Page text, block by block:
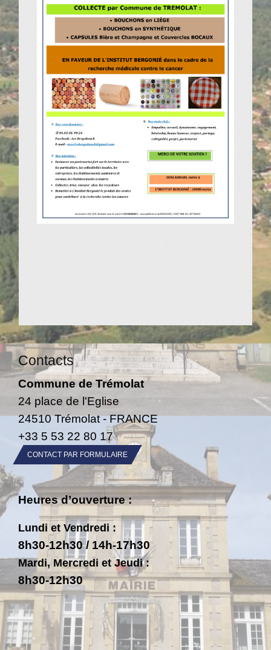
Contacts
Commune de Trémolat
24 place de l'Eglise
24510 Trémolat - FRANCE
+33 5 53 22 80 17
CONTACT PAR FORMULAIRE
Heures d’ouverture :
Lundi et Vendredi :
8h30-12h30 / 14h-17h30
Mardi, Mercredi et Jeudi :
8h30-12h30